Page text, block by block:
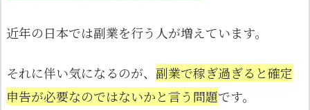
近年の日本では副業を行う人が増えています。
それに伴い気になるのが、 副業で稼ぎ過ぎると確定
申告が必要なのではないかと言う問題です。